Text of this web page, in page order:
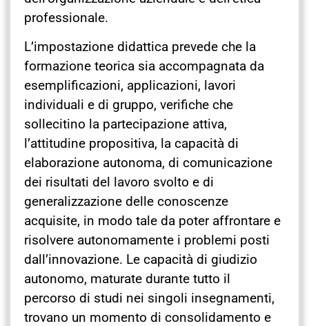
professionale.
L’impostazione didattica prevede che la
formazione teorica sia accompagnata da
esemplificazioni, applicazioni, lavori
individuali e di gruppo, verifiche che
sollecitino la partecipazione attiva,
l’attitudine propositiva, la capacità di
elaborazione autonoma, di comunicazione
dei risultati del lavoro svolto e di
generalizzazione delle conoscenze
acquisite, in modo tale da poter affrontare e
risolvere autonomamente i problemi posti
dall’innovazione. Le capacità di giudizio
autonomo, maturate durante tutto il
percorso di studi nei singoli insegnamenti,
trovano un momento di consolidamento e